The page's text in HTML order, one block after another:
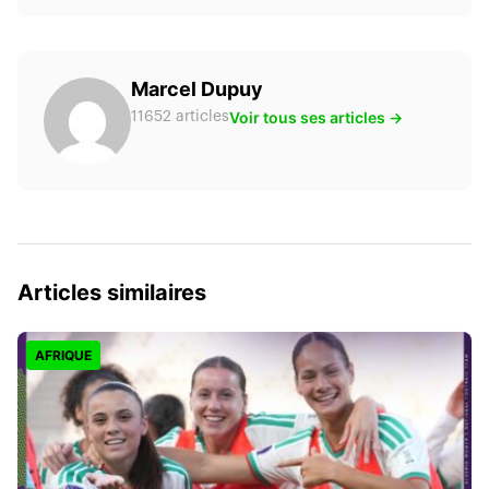
Marcel Dupuy
11652 articlesVoir tous ses articles →
Articles similaires
AFRIQUE